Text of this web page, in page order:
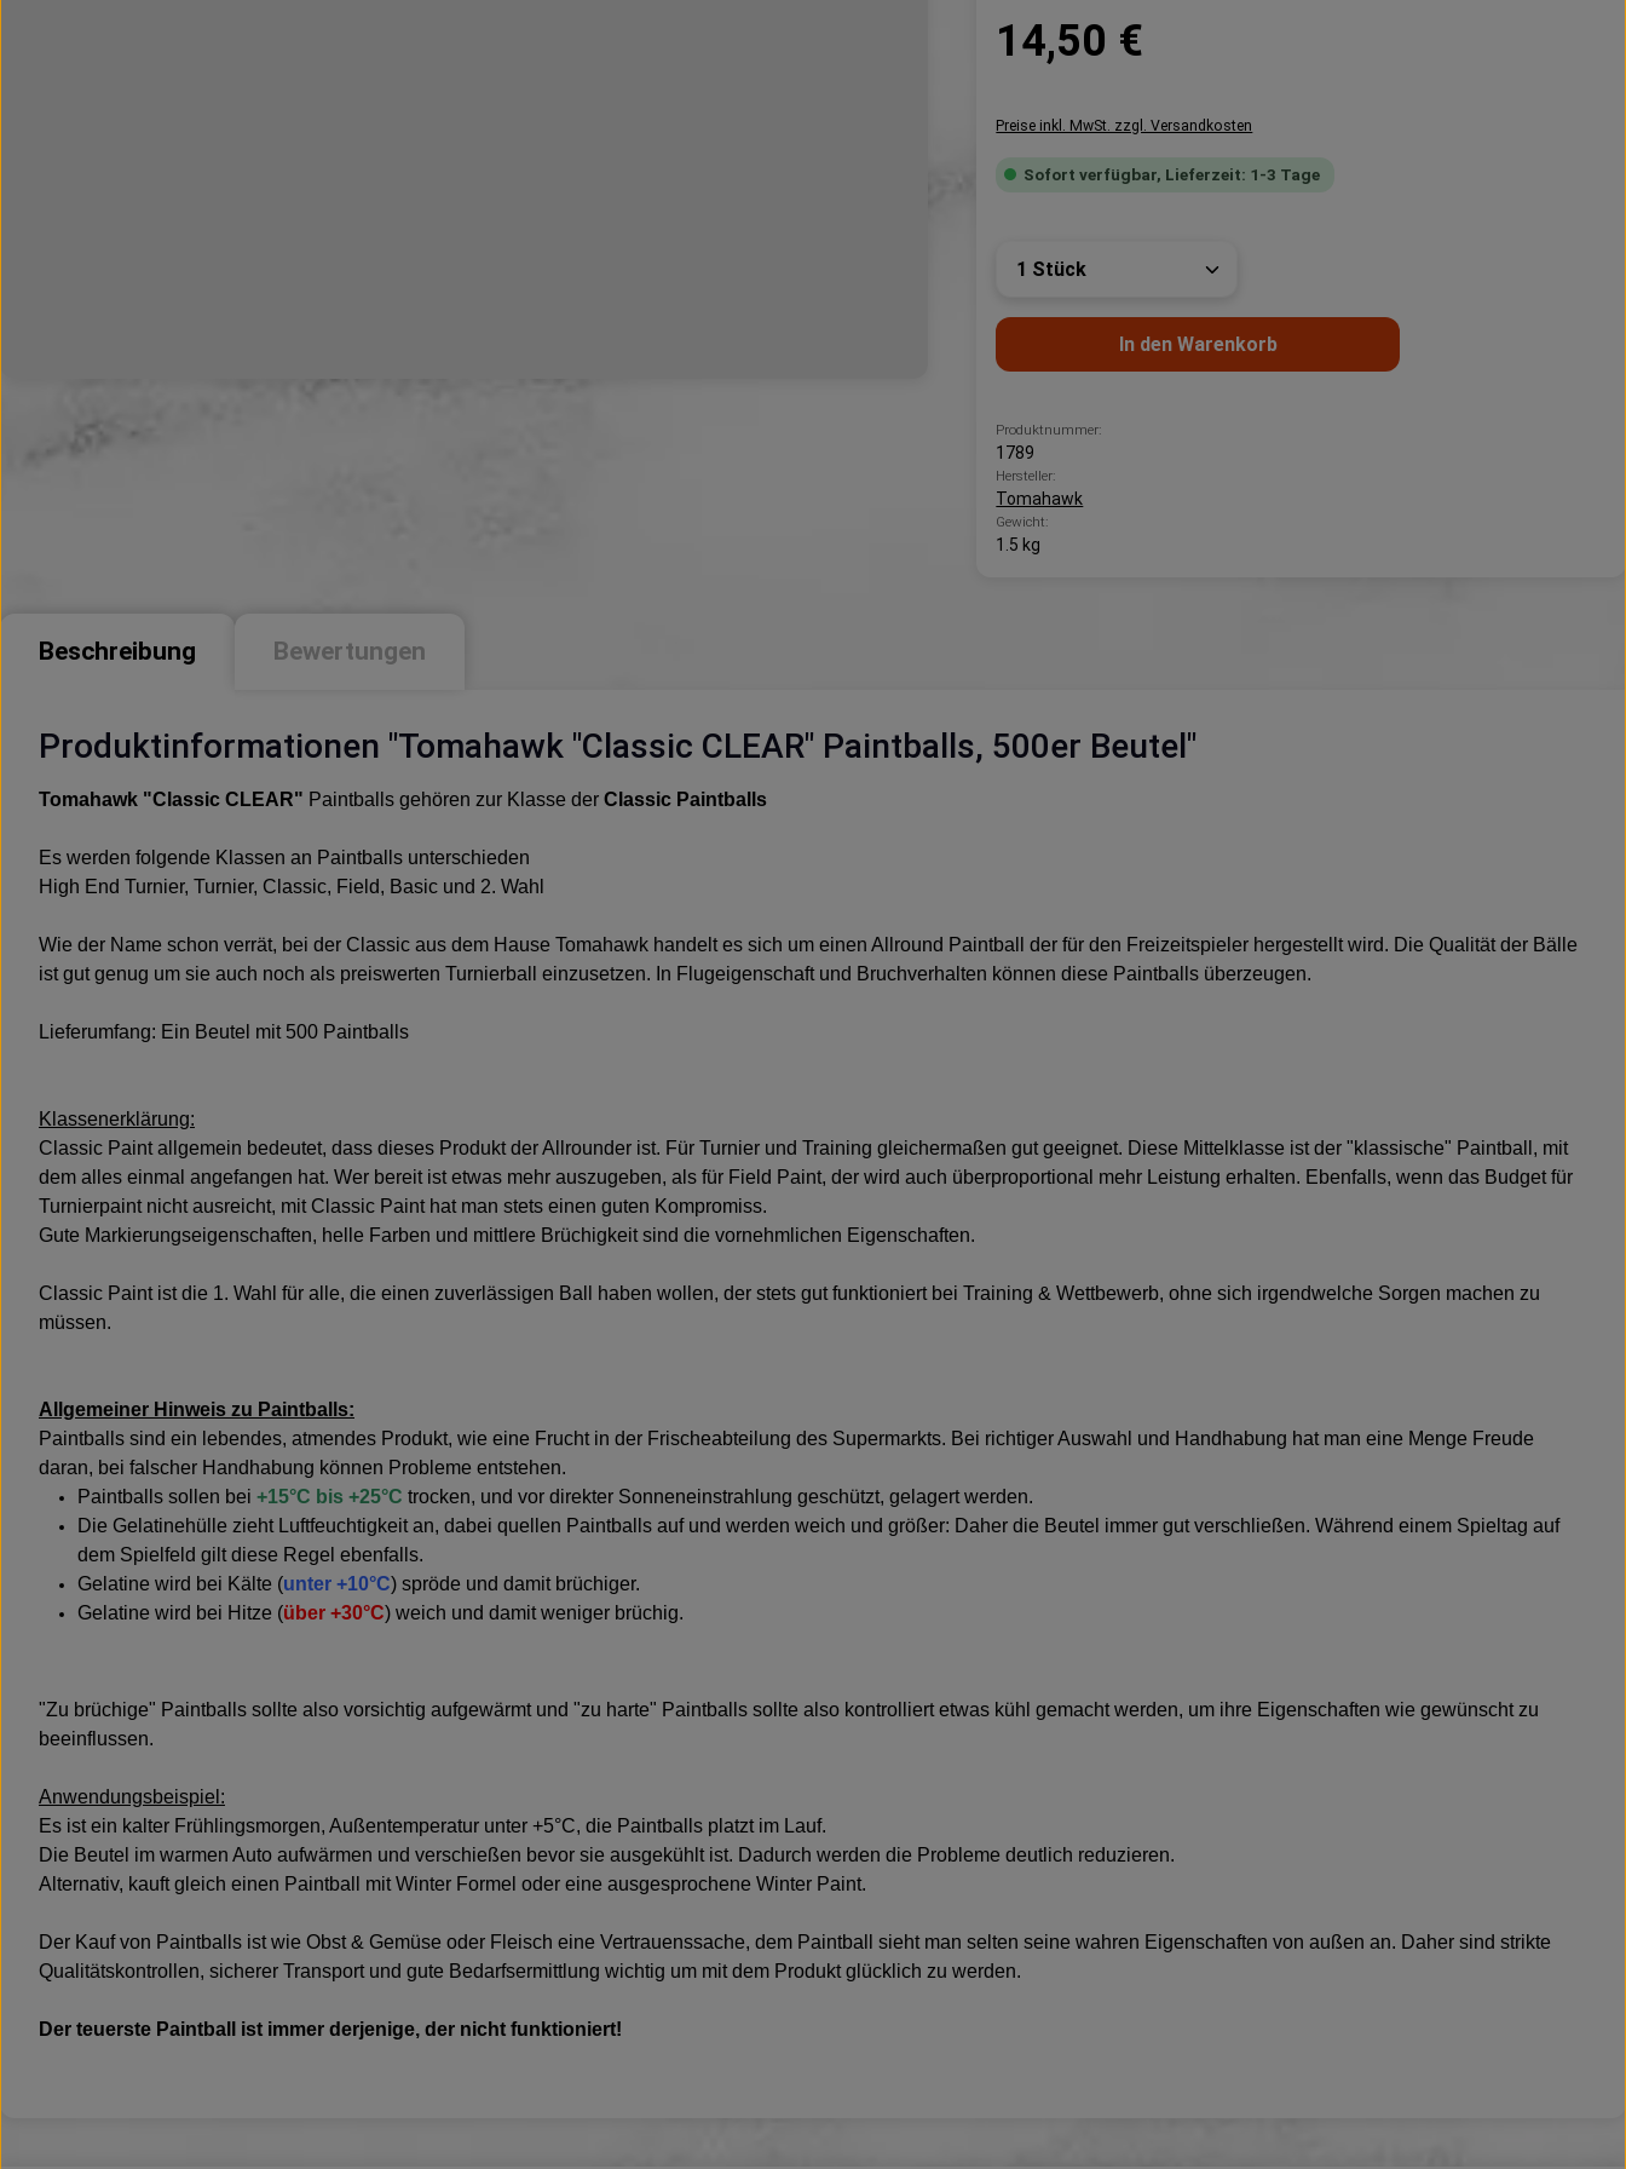
14,50 €
Preise inkl. MwSt. zzgl. Versandkosten
Sofort verfügbar, Lieferzeit: 1-3 Tage
Produkt Anzahl: Gib den gewünschten Wert
In den Warenkorb
Produktnummer:
1789
Hersteller:
Tomahawk
Gewicht:
1.5 kg
Beschreibung Bewertungen
Produktinformationen "Tomahawk "Classic CLEAR" Paintballs, 500er Beutel"
Tomahawk "Classic CLEAR" Paintballs gehören zur Klasse der Classic Paintballs
Es werden folgende Klassen an Paintballs unterschieden
High End Turnier, Turnier, Classic, Field, Basic und 2. Wahl
Wie der Name schon verrät, bei der Classic aus dem Hause Tomahawk handelt es sich um einen Allround Paintball der für den Freizeitspieler hergestellt wird. Die Qualität der Bälle
ist gut genug um sie auch noch als preiswerten Turnierball einzusetzen. In Flugeigenschaft und Bruchverhalten können diese Paintballs überzeugen.
Lieferumfang: Ein Beutel mit 500 Paintballs
Klassenerklärung:
Classic Paint allgemein bedeutet, dass dieses Produkt der Allrounder ist. Für Turnier und Training gleichermaßen gut geeignet. Diese Mittelklasse ist der "klassische" Paintball, mit
dem alles einmal angefangen hat. Wer bereit ist etwas mehr auszugeben, als für Field Paint, der wird auch überproportional mehr Leistung erhalten. Ebenfalls, wenn das Budget für
Turnierpaint nicht ausreicht, mit Classic Paint hat man stets einen guten Kompromiss.
Gute Markierungseigenschaften, helle Farben und mittlere Brüchigkeit sind die vornehmlichen Eigenschaften.
Classic Paint ist die 1. Wahl für alle, die einen zuverlässigen Ball haben wollen, der stets gut funktioniert bei Training & Wettbewerb, ohne sich irgendwelche Sorgen machen zu
müssen.
Allgemeiner Hinweis zu Paintballs:
Paintballs sind ein lebendes, atmendes Produkt, wie eine Frucht in der Frischeabteilung des Supermarkts. Bei richtiger Auswahl und Handhabung hat man eine Menge Freude
daran, bei falscher Handhabung können Probleme entstehen.
Paintballs sollen bei +15°C bis +25°C trocken, und vor direkter Sonneneinstrahlung geschützt, gelagert werden.
Die Gelatinehülle zieht Luftfeuchtigkeit an, dabei quellen Paintballs auf und werden weich und größer: Daher die Beutel immer gut verschließen. Während einem Spieltag auf
dem Spielfeld gilt diese Regel ebenfalls.
Gelatine wird bei Kälte (unter +10°C) spröde und damit brüchiger.
Gelatine wird bei Hitze (über +30°C) weich und damit weniger brüchig.
"Zu brüchige" Paintballs sollte also vorsichtig aufgewärmt und "zu harte" Paintballs sollte also kontrolliert etwas kühl gemacht werden, um ihre Eigenschaften wie gewünscht zu
beeinflussen.
Anwendungsbeispiel:
Es ist ein kalter Frühlingsmorgen, Außentemperatur unter +5°C, die Paintballs platzt im Lauf.
Die Beutel im warmen Auto aufwärmen und verschießen bevor sie ausgekühlt ist. Dadurch werden die Probleme deutlich reduzieren.
Alternativ, kauft gleich einen Paintball mit Winter Formel oder eine ausgesprochene Winter Paint.
Der Kauf von Paintballs ist wie Obst & Gemüse oder Fleisch eine Vertrauenssache, dem Paintball sieht man selten seine wahren Eigenschaften von außen an. Daher sind strikte
Qualitätskontrollen, sicherer Transport und gute Bedarfsermittlung wichtig um mit dem Produkt glücklich zu werden.
Der teuerste Paintball ist immer derjenige, der nicht funktioniert!